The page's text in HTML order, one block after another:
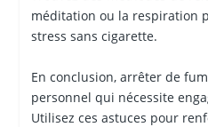
méditation ou la respiration
stress sans cigarette.
En conclusion, arrêter de
personnel qui nécessite
Utilisez ces astuces pour